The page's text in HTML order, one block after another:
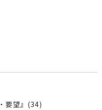
要望』(34)